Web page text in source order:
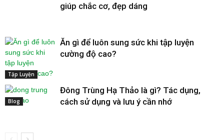
giúp chắc cơ, đẹp dáng
Tập Luyện
Ăn gì để luôn sung sức khi tập luyện
cường độ cao?
Blog
Đông Trùng Hạ Thảo là gì? Tác dụng,
cách sử dụng và lưu ý cần nhớ